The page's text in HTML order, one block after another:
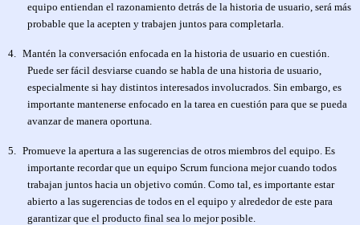
equipo entiendan el razonamiento detrás de la historia de usuario, será más
probable que la acepten y trabajen juntos para completarla.
4. Mantén la conversación enfocada en la historia de usuario en cuestión.
Puede ser fácil desviarse cuando se habla de una historia de usuario,
especialmente si hay distintos interesados involucrados. Sin embargo, es
importante mantenerse enfocado en la tarea en cuestión para que se pueda
avanzar de manera oportuna.
5.
Promueve la apertura a las sugerencias de otros miembros del equipo. Es
importante recordar que un equipo Scrum funciona mejor cuando todos
trabajan juntos hacia un objetivo común. Como tal, es importante estar
abierto a las sugerencias de todos en el equipo y alrededor de este para
garantizar que el producto final sea lo mejor posible.